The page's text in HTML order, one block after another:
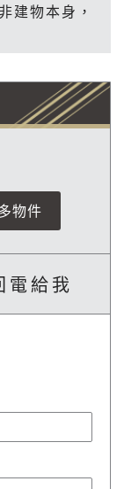
建物本身，
物件
電給我